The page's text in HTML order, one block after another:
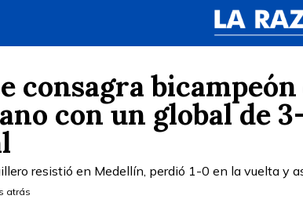
consagra
con un global de
resistió en Medellín, perdió 1-0 en la vuelta y
atrás